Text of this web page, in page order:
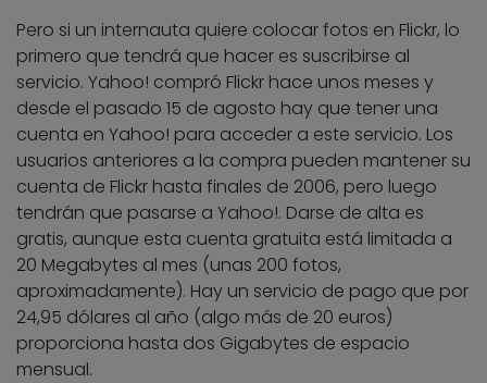
Pero si un internauta quiere colocar fotos en Flickr, lo
primero que tendrá que hacer es suscribirse al
servicio. Yahoo! compró Flickr hace unos meses y
desde el pasado 15 de agosto hay que tener una
cuenta en Yahoo! para acceder a este servicio. Los
usuarios anteriores a la compra pueden mantener su
cuenta de Flickr hasta finales de 2006, pero luego
tendrán que pasarse a Yahoo!. Darse de alta es
gratis, aunque esta cuenta gratuita está limitada a
20 Megabytes al mes (unas 200 fotos,
aproximadamente). Hay un servicio de pago que por
24,95 dólares al año (algo más de 20 euros)
proporciona hasta dos Gigabytes de espacio
mensual.